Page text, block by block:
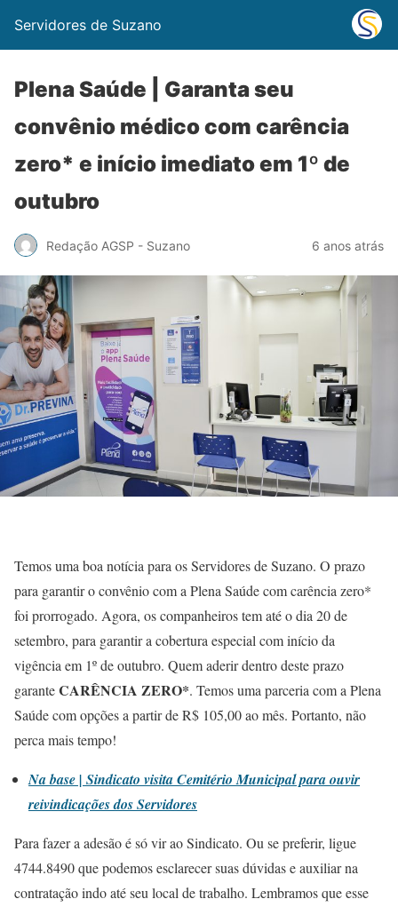
Servidores de Suzano
Plena Saúde | Garanta seu
convênio médico com carência
zero* e início imediato em 1º de
outubro
Redação AGSP - Suzano 6 anos atrás
Temos uma boa notícia para os Servidores de Suzano. O prazo
para garantir o convênio com a Plena Saúde com carência zero*
foi prorrogado. Agora, os companheiros tem até o dia 20 de
setembro, para garantir a cobertura especial com início da
vigência em 1º de outubro. Quem aderir dentro deste prazo
garanteCARÊNCIA ZERO*. Temos uma parceria com a Plena
Saúde com opções a partir de R$ 105,00 ao mês. Portanto, não
perca mais tempo!
Na base | Sindicato visita Cemitério Municipal para ouvir
reivindicações dos Servidores
Para fazer a adesão é só vir ao Sindicato. Ou se preferir, ligue
4744.8490 que podemos esclarecer suas dúvidas e auxiliar na
contratação indo até seu local de trabalho. Lembramos que esse